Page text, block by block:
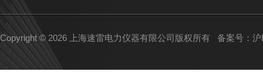
Copyright © 2026 上海速雷电力仪器有限公司版权所有 备案号：